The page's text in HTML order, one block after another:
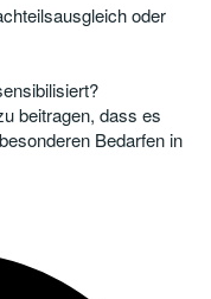
oder
beitragen, dass es
Bedarfen in